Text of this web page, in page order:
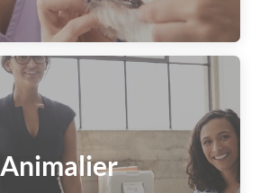
Animalier